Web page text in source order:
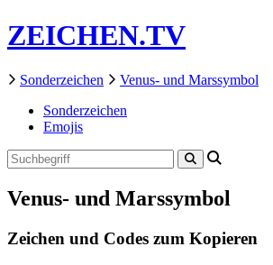
ZEICHEN.TV
Sonderzeichen
Venus- und Marssymbol
Sonderzeichen
Emojis
Venus- und Marssymbol
Zeichen und Codes zum Kopieren